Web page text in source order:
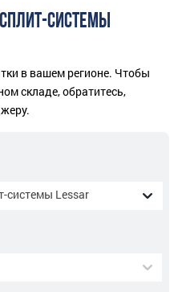
СИСТЕМЫ
в вашем регионе. Чтобы
складе, обратитесь,
системы Lessar